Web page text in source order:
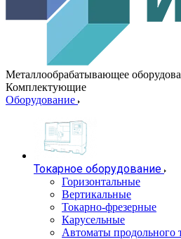
Металлообрабатывающее
Комплектующие
Оборудование
Токарное оборудование
Горизонтальные
Вертикальные
Токарно-фрезерные
Карусельные
Автоматы продольного